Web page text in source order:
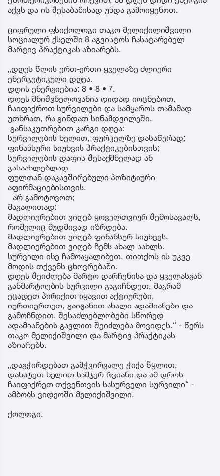
აქვს და ის შესაბამისად უნდა გამოიყენოთ.
ციფრული ფსიქოლოგი თაკო მელიქილიშვილი
სოციალურ ქსელში 8 აგვისტოს ჩასატარებელ
მარტივ პრაქტიკას აზიარებს.
„დღეს წლის ერთ-ერთი ყველაზე ძლიერი
ენერგეტიკული დღეა.
დღის ენერგიებია: 8 • 8 • 7.
დღეს მნიშვნელოვანია დიდად იოცნებოთ,
ჩაიფიქროთ სურვილები და სამყაროს თამამად
უთხრათ, რა გინდათ სინამდვილეში.
განსაკუთრებით კარგი დღეა:
სურვილების ხელით, ფურცელზე დასაწერად;
ფინანსური სიუხვის პრაქტიკებისთვის;
სურვილების დაფის შესაქმნელად ან
გასაახლებლად
ფულთან დაკავშირებული პოზიტიური
აფირმაციებისთვის.
არ გამოტოვოთ;
მაგალითად:
მადლიერებით ვიღებ ყოველთვიურ შემოსავალს,
რომელიც მუდმივად იზრდება.
მადლიერებით ვიღებ ფინანსურ სიუხვეს.
მადლიერებით ვიღებ ჩემს ახალ სახლს.
სურვილი ისე ჩამოაყალიბეთ, თითქოს ის უკვე
მოდის თქვენს ცხოვრებაში.
დღეს შეიძლება მარტო დარჩენისა და ყველასგან
განმარტოების სურვილი გაგიჩნდეთ, მაგრამ
ეცადეთ პირიქით იყავით აქტიურები,
იურთიერთეთ, გაიცანით ახალი ადამიანები და
გამოჩნდით. შესაძლებლობები სწორედ
ადამიანების გავლით შეიძლება მოვიდეს.“ - წერს
თაკო მელიქიშვილი და მარტივ პრაქტიკას
აზიარებს.
„დაგჭირდებათ გამჭვირვალე ჭიქა წყლით,
დახატეთ ხელით სამჯერ რვიანი და ამ დროს
ჩაიფიქრეთ თქვენთვის სასურველი სურვილი“ -
ამბობს ვიდეოში მელიქიშვილი.
ქოლოგი.